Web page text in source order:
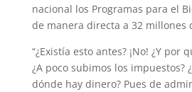
nacional los Programas para el
de manera directa a 32 millones
“¿Existía esto antes? ¡No! ¿Y por
¿A poco subimos los impuestos?
dónde hay dinero? Pues de